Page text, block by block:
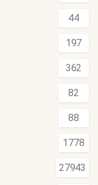
44
197
362
82
88
1778
27943